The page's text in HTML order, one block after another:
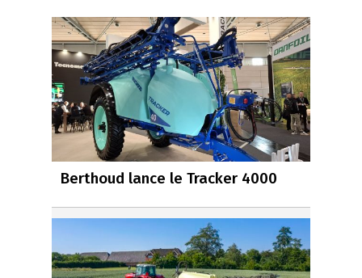
Berthoud lance le Tracker 4000